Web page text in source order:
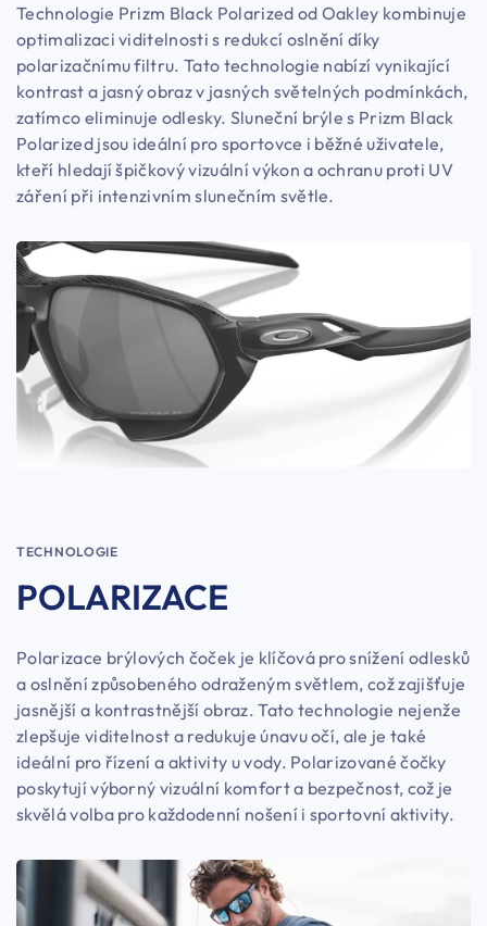
Technologie Prizm Black Polarized od Oakley kombinuje
optimalizaci viditelnosti s redukcí oslnění díky
polarizačnímu filtru. Tato technologie nabízí vynikající
kontrast a jasný obraz v jasných světelných podmínkách,
zatímco eliminuje odlesky. Sluneční brýle s Prizm Black
Polarized jsou ideální pro sportovce i běžné uživatele,
kteří hledají špičkový vizuální výkon a ochranu proti UV
záření při intenzivním slunečním světle.
TECHNOLOGIE
POLARIZACE
Polarizace brýlových čoček je klíčová pro snížení odlesků
a oslnění způsobeného odraženým světlem, což zajišťuje
jasnější a kontrastnější obraz. Tato technologie nejenže
zlepšuje viditelnost a redukuje únavu očí, ale je také
ideální pro řízení a aktivity u vody. Polarizované čočky
poskytují výborný vizuální komfort a bezpečnost, což je
skvělá volba pro každodenní nošení i sportovní aktivity.